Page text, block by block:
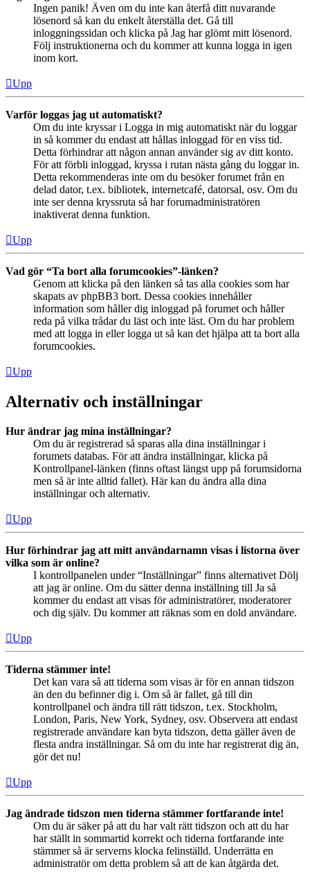
Ingen panik! Även om du inte kan återfå ditt nuvarande
lösenord så kan du enkelt återställa det. Gå till
inloggningssidan och klicka på Jag har glömt mitt lösenord.
Följ instruktionerna och du kommer att kunna logga in igen
inom kort.
Upp
Varför loggas jag ut automatiskt?
Om du inte kryssar i Logga in mig automatiskt när du loggar
in så kommer du endast att hållas inloggad för en viss tid.
Detta förhindrar att någon annan använder sig av ditt konto.
För att förbli inloggad, kryssa i rutan nästa gång du loggar in.
Detta rekommenderas inte om du besöker forumet från en
delad dator, t.ex. bibliotek, internetcafé, datorsal, osv. Om du
inte ser denna kryssruta så har forumadministratören
inaktiverat denna funktion.
Upp
Vad gör “Ta bort alla forumcookies”-länken?
Genom att klicka på den länken så tas alla cookies som har
skapats av phpBB3 bort. Dessa cookies innehåller
information som håller dig inloggad på forumet och håller
reda på vilka trådar du läst och inte läst. Om du har problem
med att logga in eller logga ut så kan det hjälpa att ta bort alla
forumcookies.
Upp
Alternativ och inställningar
Hur ändrar jag mina inställningar?
Om du är registrerad så sparas alla dina inställningar i
forumets databas. För att ändra inställningar, klicka på
Kontrollpanel-länken (finns oftast längst upp på forumsidorna
men så är inte alltid fallet). Här kan du ändra alla dina
inställningar och alternativ.
Upp
Hur förhindrar jag att mitt användarnamn visas i listorna över
vilka som är online?
I kontrollpanelen under “Inställningar” finns alternativet Dölj
att jag är online. Om du sätter denna inställning till Ja så
kommer du endast att visas för administratörer, moderatorer
och dig själv. Du kommer att räknas som en dold användare.
Upp
Tiderna stämmer inte!
Det kan vara så att tiderna som visas är för en annan tidszon
än den du befinner dig i. Om så är fallet, gå till din
kontrollpanel och ändra till rätt tidszon, t.ex. Stockholm,
London, Paris, New York, Sydney, osv. Observera att endast
registrerade användare kan byta tidszon, detta gäller även de
flesta andra inställningar. Så om du inte har registrerat dig än,
gör det nu!
Upp
Jag ändrade tidszon men tiderna stämmer fortfarande inte!
Om du är säker på att du har valt rätt tidszon och att du har
har ställt in sommartid korrekt och tiderna fortfarande inte
stämmer så är serverns klocka felinställd. Underrätta en
administratör om detta problem så att de kan åtgärda det.